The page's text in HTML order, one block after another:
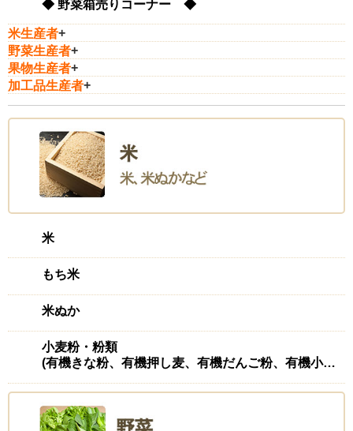
◆ 野菜箱売りコーナー ◆
米生産者+
野菜生産者+
果物生産者+
加工品生産者+
米
もち米
米ぬか
小麦粉・粉類
(有機きな粉、有機押し麦、有機だんご粉、有機小麦粉(強力)、有機ふすま、有機もち麦